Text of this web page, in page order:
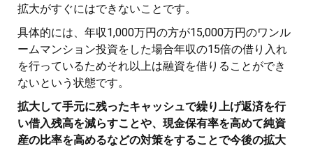
拡大がすぐにはできないことです。
具体的には、年収1,000万円の方が15,000万円のワンル
ームマンション投資をした場合年収の15倍の借り入れ
を行っているためそれ以上は融資を借りることができ
ないという状態です。
拡大して手元に残ったキャッシュで繰り上げ返済を行
い借入残高を減らすことや、現金保有率を高めて純資
産の比率を高めるなどの対策をすることで今後の拡大